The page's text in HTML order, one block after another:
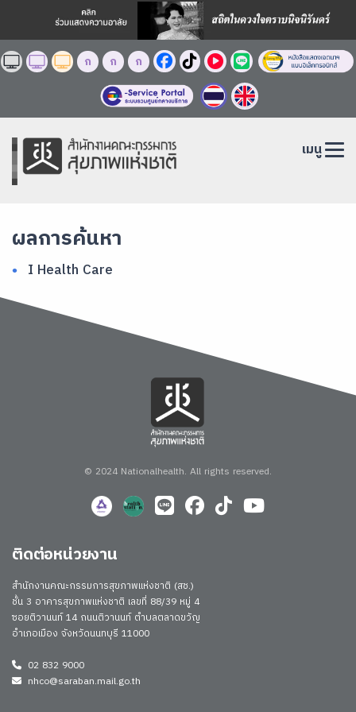
ก ก ก
เมนู
ผลการค้นหา
I Health Care
© 2024 Nationalhealth. All rights reserved.
ติดต่อหน่วยงาน
สำนักงานคณะกรรมการสุขภาพแห่งชาติ (สช.)
ชั้น 3 อาคารสุขภาพแห่งชาติ เลขที่ 88/39 หมู่ 4
ซอยติวานนท์ 14 ถนนติวานนท์ ตำบลตลาดขวัญ
อำเภอเมือง จังหวัดนนทบุรี 11000
02 832 9000
nhco@saraban.mail.go.th